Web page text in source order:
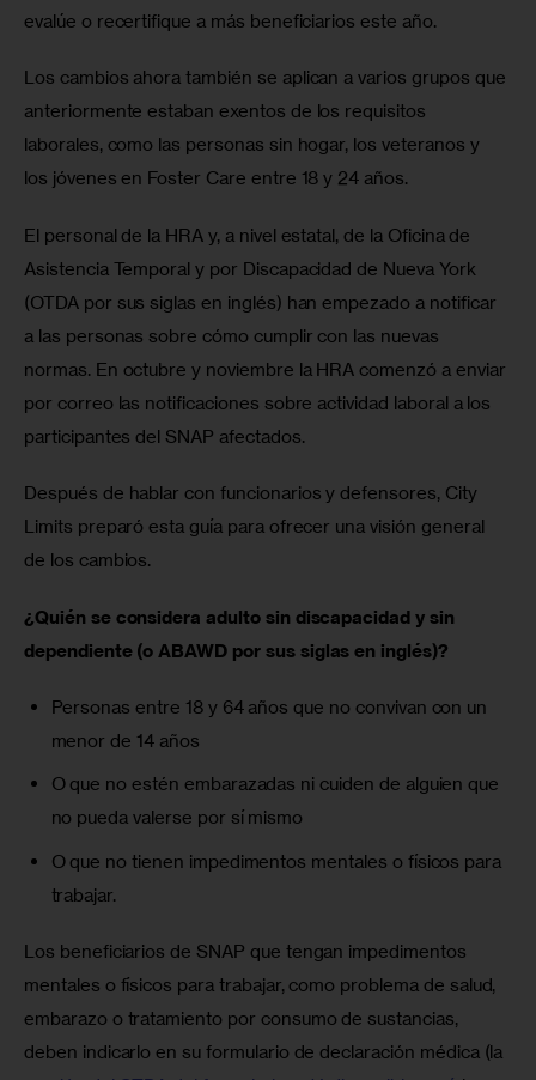
evalúe o recertifique a más beneficiarios este año.
Los cambios ahora también se aplican a varios grupos que
anteriormente estaban exentos de los requisitos
laborales, como las personas sin hogar, los veteranos y
los jóvenes en Foster Care entre 18 y 24 años.
El personal de la HRA y, a nivel estatal, de la Oficina de
Asistencia Temporal y por Discapacidad de Nueva York
(OTDA por sus siglas en inglés) han empezado a notificar
a las personas sobre cómo cumplir con las nuevas
normas. En octubre y noviembre la HRA comenzó a enviar
por correo las notificaciones sobre actividad laboral a los
participantes del SNAP afectados.
Después de hablar con funcionarios y defensores, City
Limits preparó esta guía para ofrecer una visión general
de los cambios.
¿Quién se considera adulto sin discapacidad y sin
dependiente (o ABAWD por sus siglas en inglés)?
Personas entre 18 y 64 años que no convivan con un
menor de 14 años
O que no estén embarazadas ni cuiden de alguien que
no pueda valerse por sí mismo
O que no tienen impedimentos mentales o físicos para
trabajar.
Los beneficiarios de SNAP que tengan impedimentos
mentales o físicos para trabajar, como problema de salud,
embarazo o tratamiento por consumo de sustancias,
deben indicarlo en su formulario de declaración médica (la